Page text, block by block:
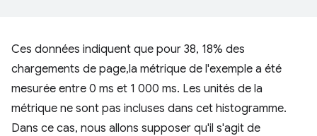
Ces données indiquent que pour 38, 18% des
chargements de page,la métrique de l'exemple a été
mesurée entre 0 ms et 1 000 ms. Les unités de la
métrique ne sont pas incluses dans cet histogramme.
Dans ce cas, nous allons supposer qu'il s'agit de